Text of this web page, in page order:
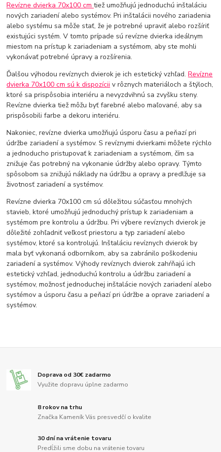
Revízne dvierka 70x100 cmtiež umožňujú jednoduchú inštaláciu
nových zariadení alebo systémov. Pri inštalácii nového zariadenia
alebo systému sa môže stať, že je potrebné upraviť alebo rozšíriť
existujúci systém. V tomto prípade sú revízne dvierka ideálnym
miestom na prístup k zariadeniam a systémom, aby ste mohli
vykonávať potrebné úpravy a rozšírenia.
Ďalšou výhodou revíznych dvierok je ich estetický vzhľad.Revízne
dvierka 70x100 cm sú k dispozícii v rôznych materiáloch a štýloch,
ktoré sa prispôsobia interiéru a nevyzdvihnú sa zvyšku steny.
Revízne dvierka tiež môžu byť farebné alebo maľované, aby sa
prispôsobili farbe a dekoru interiéru.
Nakoniec, revízne dvierka umožňujú úsporu času a peňazí pri
údržbe zariadení a systémov. S revíznymi dvierkami môžete rýchlo
a jednoducho pristupovať k zariadeniam a systémom, čím sa
znižuje čas potrebný na vykonanie údržby alebo opravy. Týmto
spôsobom sa znižujú náklady na údržbu a opravy a predlžuje sa
životnosť zariadení a systémov.
Revízne dvierka 70x100 cm sú dôležitou súčasťou mnohých
stavieb, ktoré umožňujú jednoduchý prístup k zariadeniam a
systémom pre kontrolu a údržbu. Pri výbere revíznych dvierok je
dôležité zohľadniť veľkosť priestoru a typ zariadení alebo
systémov, ktoré sa kontrolujú. Inštaláciu revíznych dvierok by
mala byť vykonaná odborníkom, aby sa zabránilo poškodeniu
zariadení a systémov. Výhody revíznych dvierok zahŕňajú ich
estetický vzhľad, jednoduchú kontrolu a údržbu zariadení a
systémov, možnosť jednoduchej inštalácie nových zariadení alebo
systémov a úsporu času a peňazí pri údržbe a oprave zariadení a
systémov.
Doprava od 30€ zadarmo
Využite dopravu úplne zadarmo
8 rokov na trhu
Značka Kameník Vás presvedčí o kvalite
30 dní na vrátenie tovaru
Predĺžili sme dobu na vrátenie tovaru